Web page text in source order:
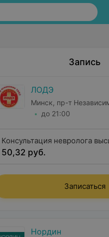
Запись
ЛОДЭ
Минск, пр-т
до 21:00
Консультация невролога
квалификационной категории
50,32 руб.
Записаться
Нордин